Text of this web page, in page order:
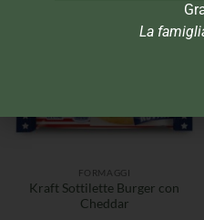
FORMAGGI
Kraft Sottilette Burger con
Cheddar
La